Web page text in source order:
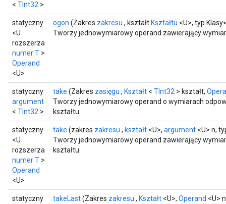
< TInt32 >
statyczny
<U
rozszerza
numer T >
Operand
<U>
ogon (Zakres zakresu , kształt Kształtu <U>, typ
Tworzy jednowymiarowy operand zawierający
statyczny
argument
< TInt32 >
take (Zakres zasięgu , Kształt < TInt32 > kształt,
Tworzy jednowymiarowy operand o wymiarach
kształtu.
statyczny
<U
rozszerza
numer T >
Operand
<U>
take (zakres zakresu , kształt <U>, argument <U> n,
Tworzy jednowymiarowy operand zawierający
kształtu.
statyczny
takeLast(Zakres zakresu , Kształt <U>, Operand <U>